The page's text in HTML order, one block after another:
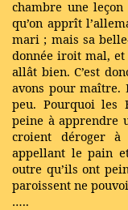
chambre une leçon
qu’on apprît
mari ; mais sa
donnée iroit mal, et
allât bien. C’est
avons pour maître.
peu. Pourquoi les
peine à apprendre
croient déroger
appellant le pain
outre qu’ils ont
paroissent ne
…..